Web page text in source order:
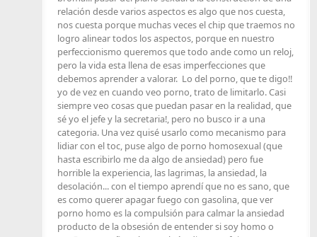
relación desde varios aspectos es algo que nos cuesta,
nos cuesta porque muchas veces el chip que traemos no
logro alinear todos los aspectos, porque en nuestro
perfeccionismo queremos que todo ande como un reloj,
pero la vida esta llena de esas imperfecciones que
debemos aprender a valorar. Lo del porno, que te digo!!
yo de vez en cuando veo porno, trato de limitarlo. Casi
siempre veo cosas que puedan pasar en la realidad, que
sé yo el jefe y la secretaria!, pero no busco ir a una
categoria. Una vez quisé usarlo como mecanismo para
lidiar con el toc, puse algo de porno homosexual (que
hasta escribirlo me da algo de ansiedad) pero fue
horrible la experiencia, las lagrimas, la ansiedad, la
desolación... con el tiempo aprendí que no es sano, que
es como querer apagar fuego con gasolina, que ver
porno homo es la compulsión para calmar la ansiedad
producto de la obsesión de entender si soy homo o